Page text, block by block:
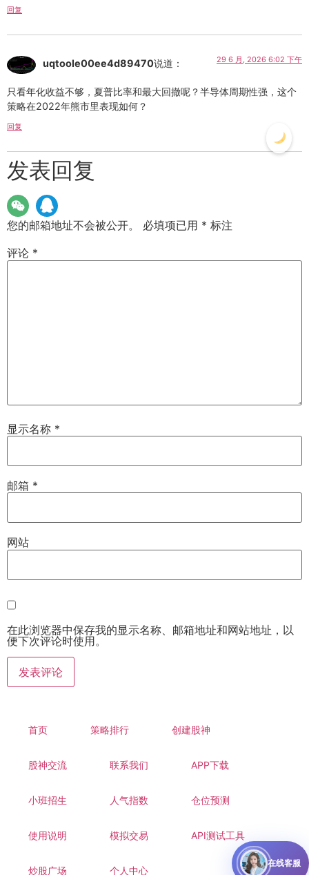
回复
uqtoole00ee4d89470说道： 29 6 月, 2026 6:02 下午
只看年化收益不够，夏普比率和最大回撤呢？半导体周期性强，这个
策略在2022年熊市里表现如何？
回复
发表回复
您的邮箱地址不会被公开。 必填项已用 * 标注
评论 *
显示名称 *
邮箱 *
网站
在此浏览器中保存我的显示名称、邮箱地址和网站地址，以
便下次评论时使用。
首页 策略排行 创建股神
股神交流 联系我们 APP下载
小班招生 人气指数 仓位预测
使用说明 模拟交易 API测试工具
炒股广场 个人中心
在线客服